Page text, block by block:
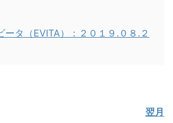
ータ（EVITA）：２０１９.０８.２
翌月